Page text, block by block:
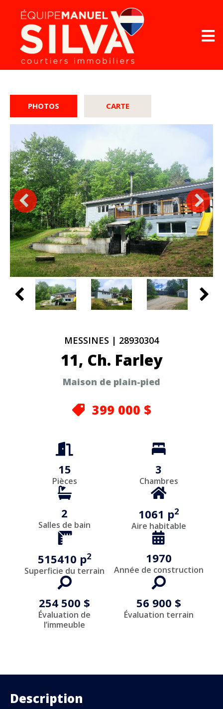
PHOTOS CARTE
MESSINES | 28930304
11, Ch. Farley
Maison de plain-pied
399 000 $
15
Pièces
3
Chambres
2
Salles de bain
1061 p2
Aire habitable
515410 p2
Superficie du terrain
1970
Année de construction
254 500 $
Évaluation de
l’immeuble
56 900 $
Évaluation terrain
Description